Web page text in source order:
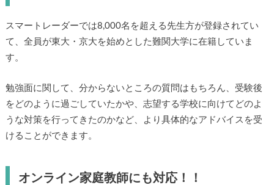
スマートレーダーでは8,000名を超える先生方が登録されてい
て、全員が東大・京大を始めとした難関大学に在籍していま
す。
勉強面に関して、分からないところの質問はもちろん、受験後
をどのように過ごしていたかや、志望する学校に向けてどのよ
うな対策を行ってきたのかなど、より具体的なアドバイスを受
けることができます。
オンライン家庭教師にも対応！！